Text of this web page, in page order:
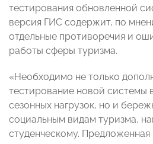
тестирования обновленной
версия ГИС содержит, по
отдельные противоречия и
работы сферы туризма.
«Необходимо не только
тестирование новой системы
сезонных нагрузок, но и
социальным видам туризма,
студенческому.